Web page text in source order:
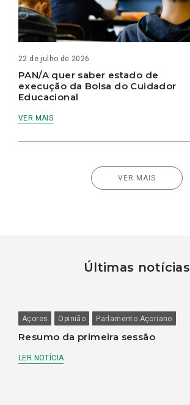
22 de julho de 2026
PAN/A quer saber estado de
execução da Bolsa do Cuidador
Educacional
VER MAIS
VER MAIS
Últimas notícias
Açores Opinião Parlamento Açoriano
Resumo da primeira sessão
LER NOTÍCIA